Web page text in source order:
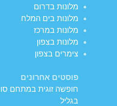
מלונות בדרום
מלונות בים המלח
מלונות במרכז
מלונות בצפון
צימרים בצפון
פוסטים אחרונים
חופשה זוגית במתחם
בגליל